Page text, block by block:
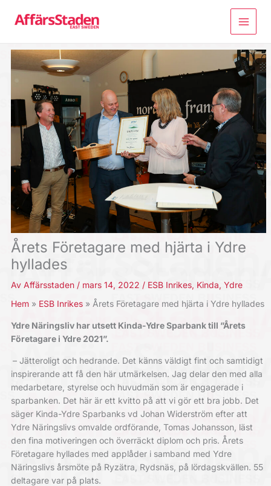
Årets Företagare med hjärta i Ydre
hyllades
Av Affärsstaden / mars 14, 2022 / ESB Inrikes, Kinda, Ydre
Hem
ESB Inrikes Årets Företagare med hjärta i Ydre hyllades
Ydre Näringsliv har utsett Kinda-Ydre Sparbank till ”Årets
Företagare i Ydre 2021”.
– Jätteroligt och hedrande. Det känns väldigt fint och samtidigt
inspirerande att få den här utmärkelsen. Jag delar den med alla
medarbetare, styrelse och huvudmän som är engagerade i
sparbanken. Det här är ett kvitto på att vi gör ett bra jobb. Det
säger Kinda-Ydre Sparbanks vd Johan Widerström efter att
Ydre Näringslivs omvalde ordförande, Tomas Johansson, läst
den fina motiveringen och överräckt diplom och pris. Årets
Företagare hyllades med applåder i samband med Ydre
Näringslivs årsmöte på Ryzätra, Rydsnäs, på lördagskvällen. 55
deltagare var på plats.